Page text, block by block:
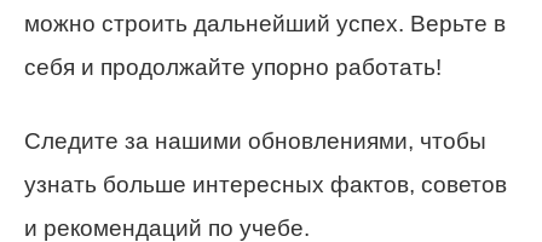
можно строить дальнейший успех. Верьте в
себя и продолжайте упорно работать!
Следите за нашими обновлениями, чтобы
узнать больше интересных фактов, советов
и рекомендаций по учебе.